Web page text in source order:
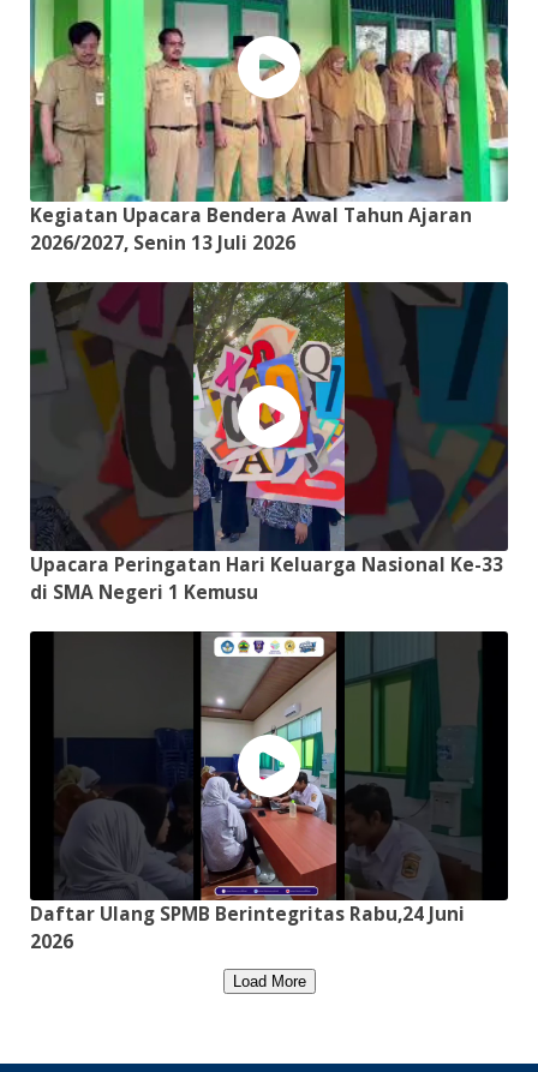
Kegiatan Upacara Bendera Awal Tahun Ajaran
2026/2027, Senin 13 Juli 2026
Upacara Peringatan Hari Keluarga Nasional Ke-33
di SMA Negeri 1 Kemusu
Daftar Ulang SPMB Berintegritas Rabu,24 Juni
2026
Load More